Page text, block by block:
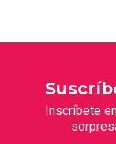
Inscríbete